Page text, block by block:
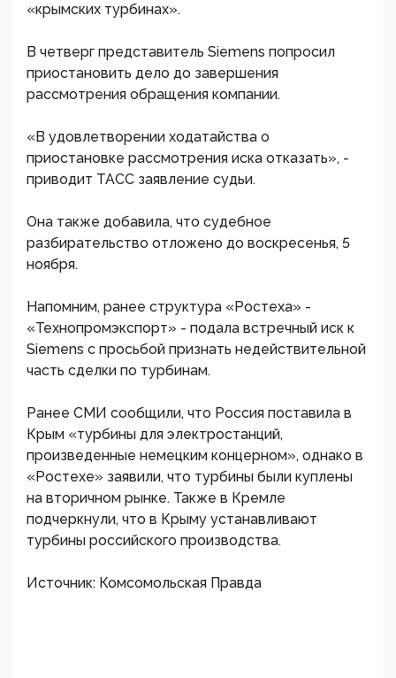
«крымских турбинах».
В четверг представитель Siemens попросил
приостановить дело до завершения
рассмотрения обращения компании.
«В удовлетворении ходатайства о
приостановке рассмотрения иска отказать», -
приводит ТАСС заявление судьи.
Она также добавила, что судебное
разбирательство отложено до воскресенья, 5
ноября.
Напомним, ранее структура «Ростеха» -
«Технопромэкспорт» - подала встречный иск к
Siemens с просьбой признать недействительной
часть сделки по турбинам.
Ранее СМИ сообщили, что Россия поставила в
Крым «турбины для электростанций,
произведенные немецким концерном», однако в
«Ростехе» заявили, что турбины были куплены
на вторичном рынке. Также в Кремле
подчеркнули, что в Крыму устанавливают
турбины российского производства.
Источник: Комсомольская Правда